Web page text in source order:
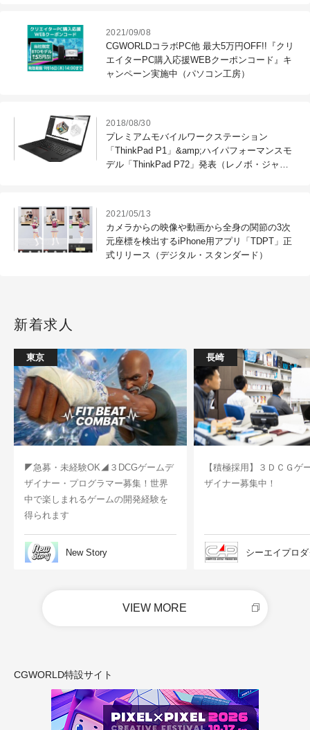
2021/09/08
CGWORLDコラボPC他 最大5万円OFF!!『クリ
エイターPC購入応援WEBクーポンコード』キ
ャンペーン実施中（パソコン工房）
2018/08/30
プレミアムモバイルワークステーション
「ThinkPad P1」&amp;ハイパフォーマンスモ
デル「ThinkPad P72」発表（レノボ・ジャパ
2021/05/13
カメラからの映像や動画から全身の関節の3次
元座標を検出するiPhone用アプリ「TDPT」正
式リリース（デジタル・スタンダード）
新着求人
東京
◤急募・未経験OK◢３DCGゲームデ
ザイナー・プログラマー募集！世界
中で楽しまれるゲームの開発経験を
得られます
New Story
長崎
【積極採用】３ＤＣＧゲ
ザイナー募集中！
シーエイプロ
VIEW MORE
CGWORLD特設サイト